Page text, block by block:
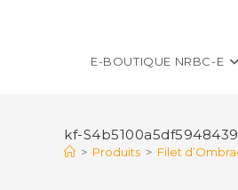
E-BOUTIQUE NRBC-E
kf-
> Produits > Filet